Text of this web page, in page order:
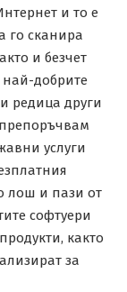
и то е
го сканира
и безчет
най-добрите
редица други
услуги
лош и пази от
софтуери
както
за